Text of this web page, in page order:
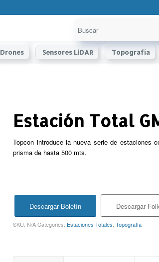
Drones Sensores LiDAR Topografía
Estación Total
Topcon introduce la nueva serie de estaciones
prisma de hasta 500 mts.
Descargar Boletín Descargar
SKU: N/A Categories: Estaciones Totales ,Topografía